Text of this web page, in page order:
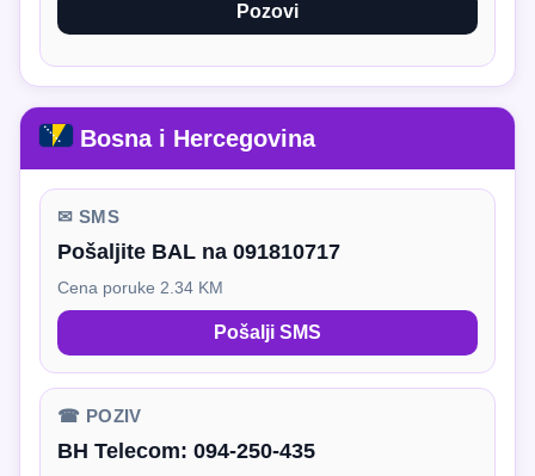
Pozovi
Bosna i Hercegovina
✉ SMS
Pošaljite BAL na 091810717
Cena poruke 2.34 KM
Pošalji SMS
☎ POZIV
BH Telecom: 094-250-435